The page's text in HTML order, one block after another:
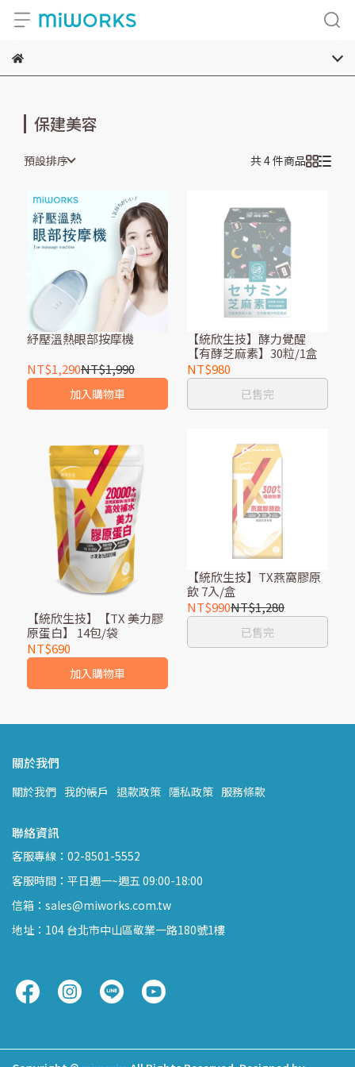
保建美容
預設排序 共 4 件商品
紓壓溫熱眼部按摩機
NT$1,290NT$1,990
加入購物車
【統欣生技】酵力覺醒
【有酵芝麻素】30粒/1盒
NT$980
已售完
【統欣生技】【TX 美力膠
原蛋白】 14包/袋
NT$690
加入購物車
【統欣生技】TX燕窩膠原
飲 7入/盒
NT$990NT$1,280
已售完
關於我們
關於我們 我的帳戶 退款政策 隱私政策 服務條款
聯絡資訊
客服專線：02-8501-5552
客服時間：平日週一~週五 09:00-18:00
信箱：sales@miworks.com.tw
地址：104 台北市中山區敬業一路180號1樓